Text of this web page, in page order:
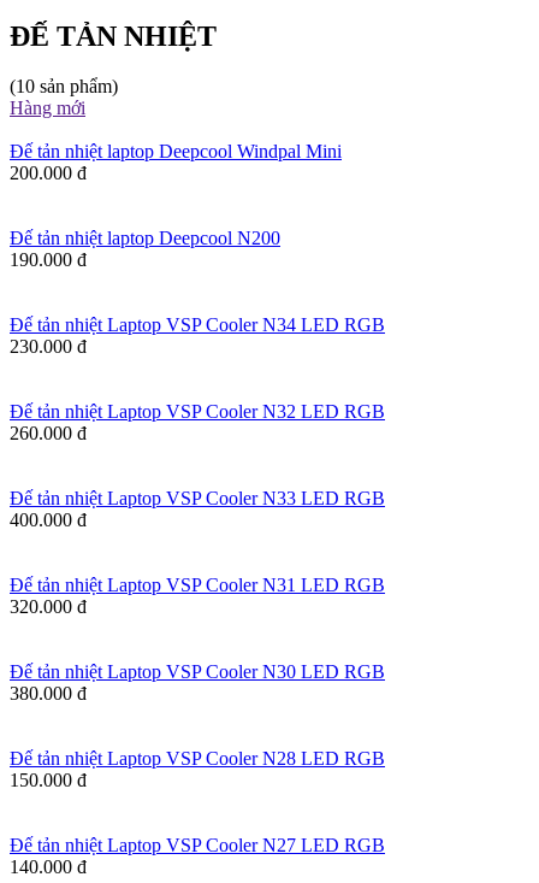
ĐẾ TẢN NHIỆT
(10 sản phẩm)
Hàng mới
Đế tản nhiệt laptop Deepcool Windpal Mini
200.000 đ
Đế tản nhiệt laptop Deepcool N200
190.000 đ
Đế tản nhiệt Laptop VSP Cooler N34 LED RGB
230.000 đ
Đế tản nhiệt Laptop VSP Cooler N32 LED RGB
260.000 đ
Đế tản nhiệt Laptop VSP Cooler N33 LED RGB
400.000 đ
Đế tản nhiệt Laptop VSP Cooler N31 LED RGB
320.000 đ
Đế tản nhiệt Laptop VSP Cooler N30 LED RGB
380.000 đ
Đế tản nhiệt Laptop VSP Cooler N28 LED RGB
150.000 đ
Đế tản nhiệt Laptop VSP Cooler N27 LED RGB
140.000 đ